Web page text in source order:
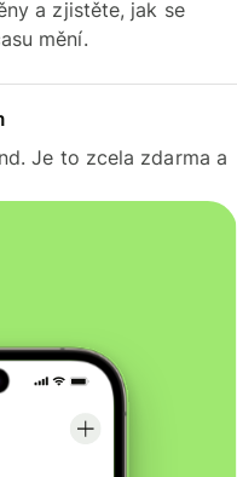
a zjistěte, jak se
mění.
Je to zcela zdarma a